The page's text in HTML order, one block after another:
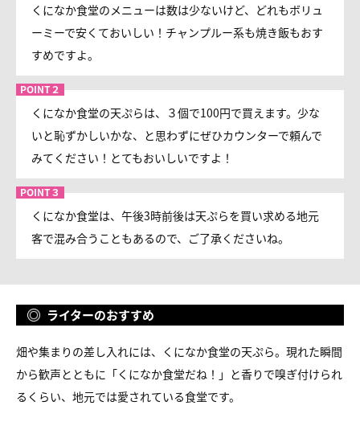
くになか食堂のメニューは数は少ないけど、どれもボリュ
ーミーで安くておいしい！チャンプルー系も焼き飯もおす
すめですよ。
くになか食堂の天ぷらは、３個で100円で買えます。少な
いと恥ずかしいかな、と思わずにぜひカウンターで頼んで
みてください！とてもおいしいですよ！
くになか食堂は、午後3時前後は天ぷらを買い求める地元
客で混み合うこともあるので、ご了承くださいね。
ライターのおすすめ
畑や集まりの差し入れには、くになか食堂の天ぷら。現れた瞬間
から歓声とともに「くになか食堂だね！」と香りで嗅ぎ付けられ
るくらい、地元では愛されている食堂です。